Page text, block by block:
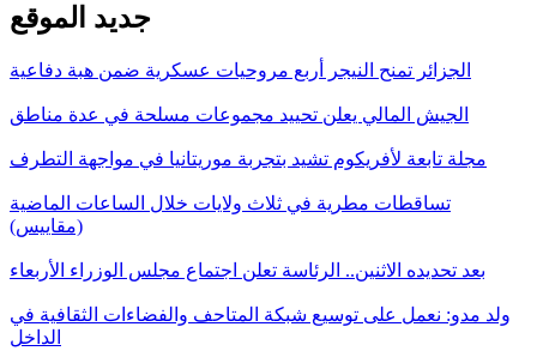
جديد الموقع
الجزائر تمنح النيجر أربع مروحيات عسكرية ضمن هبة دفاعية
الجيش المالي يعلن تحييد مجموعات مسلحة في عدة مناطق
مجلة تابعة لأفريكوم تشيد بتجربة موريتانيا في مواجهة التطرف
تساقطات مطرية في ثلاث ولايات خلال الساعات الماضية
(مقاييس)
بعد تحديده الاثنين.. الرئاسة تعلن اجتماع مجلس الوزراء الأربعاء
ولد مدو: نعمل على توسيع شبكة المتاحف والفضاءات الثقافية في
الداخل